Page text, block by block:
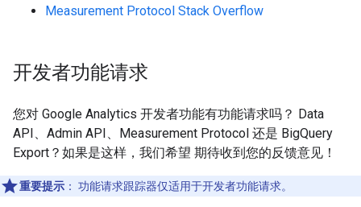
Measurement Protocol Stack Overflow
开发者功能请求
您对 Google Analytics 开发者功能有功能请求吗？ Data
API、Admin API、Measurement Protocol 还是 BigQuery
Export？如果是这样，我们希望 期待收到您的反馈意见！
重要提示 ： 功能请求跟踪器仅适用于开发者功能请求。